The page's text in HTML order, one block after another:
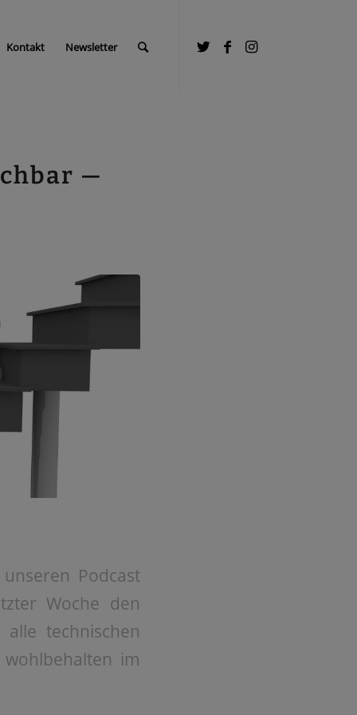
Kontakt Newsletter
—
Podcast
Woche den
technischen
im